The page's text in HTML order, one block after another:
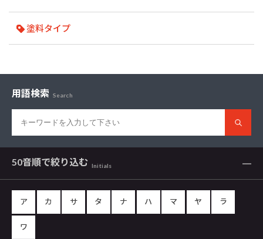
塗料タイプ
用語検索 Search
50音順で絞り込む Initials
ア カ サ タ ナ ハ マ ヤ ラ
ワ